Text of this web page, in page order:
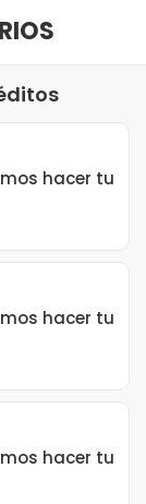
hacer tu
hacer tu
hacer tu